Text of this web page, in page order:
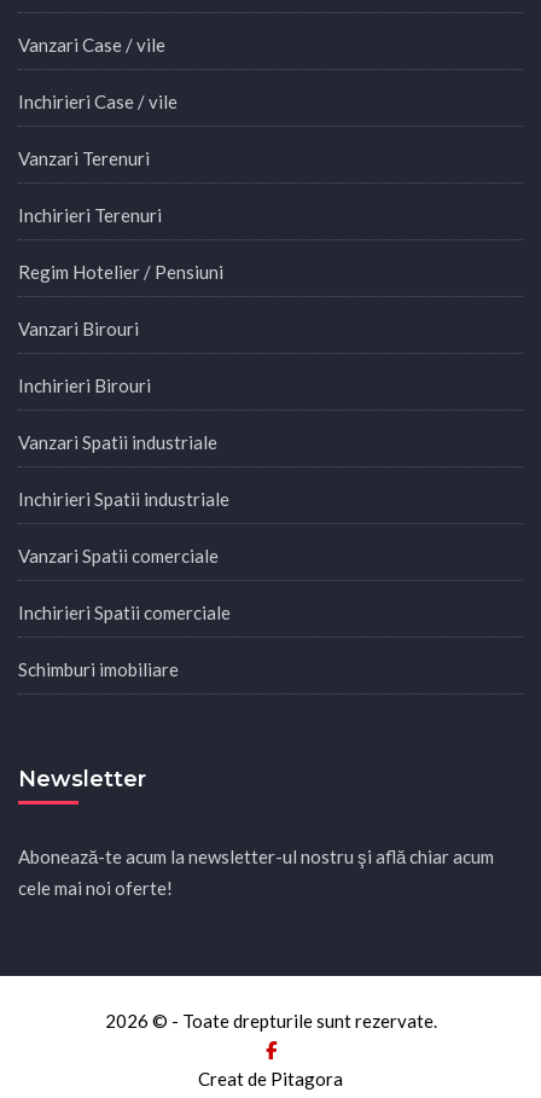
Vanzari Case / vile
Inchirieri Case / vile
Vanzari Terenuri
Inchirieri Terenuri
Regim Hotelier / Pensiuni
Vanzari Birouri
Inchirieri Birouri
Vanzari Spatii industriale
Inchirieri Spatii industriale
Vanzari Spatii comerciale
Inchirieri Spatii comerciale
Schimburi imobiliare
Newsletter
Abonează-te acum la newsletter-ul nostru şi află chiar acum
cele mai noi oferte!
2026 © - Toate drepturile sunt rezervate.
Creat de Pitagora